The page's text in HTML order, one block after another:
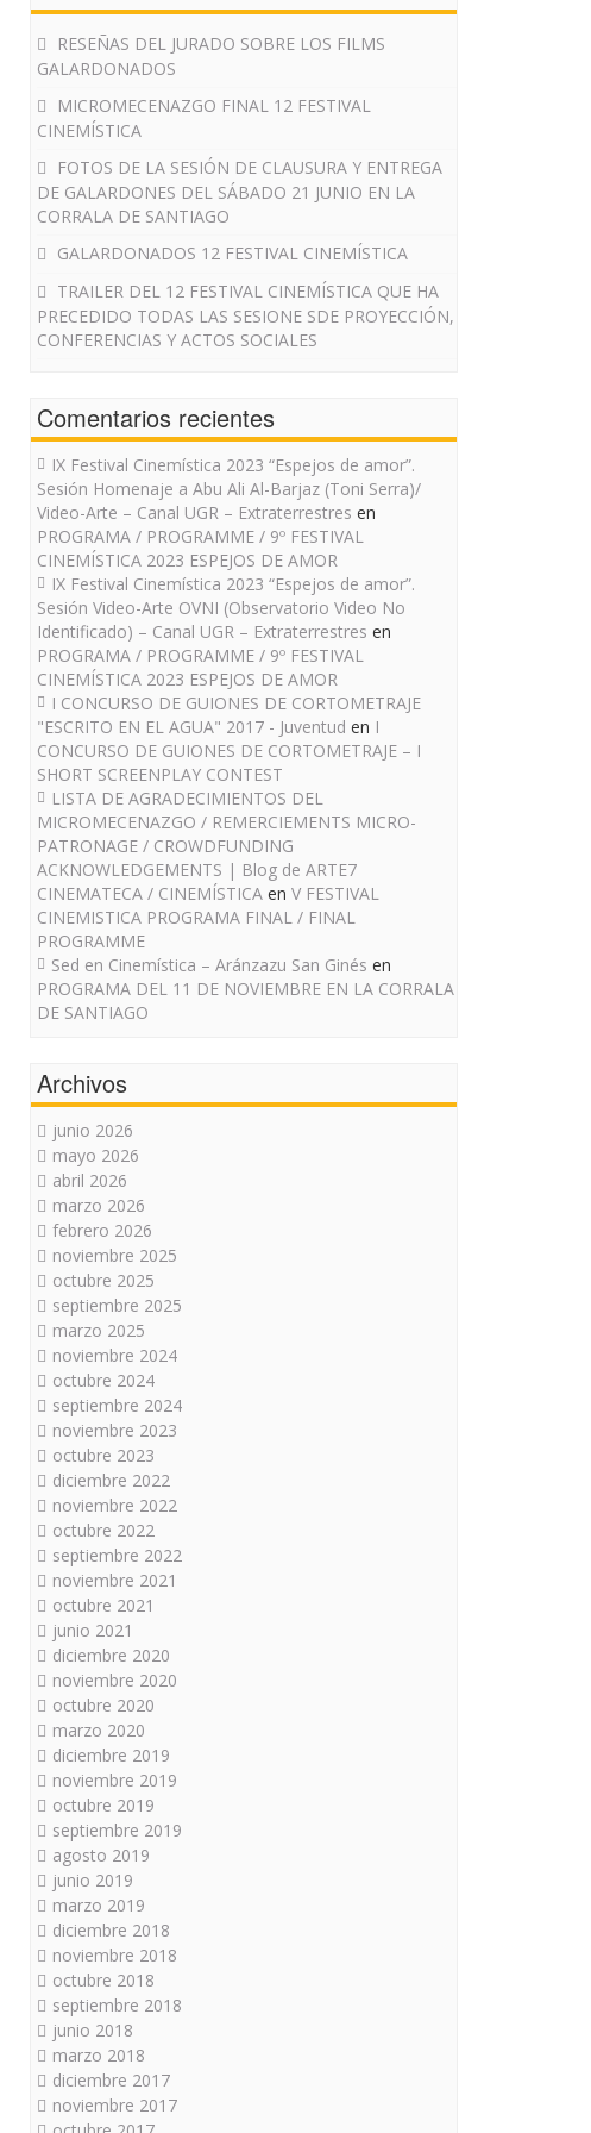
RESEÑAS DEL JURADO SOBRE LOS FILMS
GALARDONADOS
MICROMECENAZGO FINAL 12 FESTIVAL
CINEMÍSTICA
FOTOS DE LA SESIÓN DE CLAUSURA Y ENTREGA
DE GALARDONES DEL SÁBADO 21 JUNIO EN LA
CORRALA DE SANTIAGO
GALARDONADOS 12 FESTIVAL CINEMÍSTICA
TRAILER DEL 12 FESTIVAL CINEMÍSTICA QUE HA
PRECEDIDO TODAS LAS SESIONE SDE PROYECCIÓN,
CONFERENCIAS Y ACTOS SOCIALES
Comentarios recientes
IX Festival Cinemística 2023 “Espejos de amor”.
Sesión Homenaje a Abu Ali Al-Barjaz (Toni Serra)/
Video-Arte – Canal UGR – Extraterrestres en
PROGRAMA / PROGRAMME / 9º FESTIVAL
CINEMÍSTICA 2023 ESPEJOS DE AMOR
IX Festival Cinemística 2023 “Espejos de amor”.
Sesión Video-Arte OVNI (Observatorio Video No
Identificado) – Canal UGR – Extraterrestres en
PROGRAMA / PROGRAMME / 9º FESTIVAL
CINEMÍSTICA 2023 ESPEJOS DE AMOR
I CONCURSO DE GUIONES DE CORTOMETRAJE
"ESCRITO EN EL AGUA" 2017 - Juventud en I
CONCURSO DE GUIONES DE CORTOMETRAJE – I
SHORT SCREENPLAY CONTEST
LISTA DE AGRADECIMIENTOS DEL
MICROMECENAZGO / REMERCIEMENTS MICRO-
PATRONAGE / CROWDFUNDING
ACKNOWLEDGEMENTS | Blog de ARTE7
CINEMATECA / CINEMÍSTICA en V FESTIVAL
CINEMISTICA PROGRAMA FINAL / FINAL
PROGRAMME
Sed en Cinemística – Aránzazu San Ginés en
PROGRAMA DEL 11 DE NOVIEMBRE EN LA CORRALA
DE SANTIAGO
Archivos
junio 2026
mayo 2026
abril 2026
marzo 2026
febrero 2026
noviembre 2025
octubre 2025
septiembre 2025
marzo 2025
noviembre 2024
octubre 2024
septiembre 2024
noviembre 2023
octubre 2023
diciembre 2022
noviembre 2022
octubre 2022
septiembre 2022
noviembre 2021
octubre 2021
junio 2021
diciembre 2020
noviembre 2020
octubre 2020
marzo 2020
diciembre 2019
noviembre 2019
octubre 2019
septiembre 2019
agosto 2019
junio 2019
marzo 2019
diciembre 2018
noviembre 2018
octubre 2018
septiembre 2018
junio 2018
marzo 2018
diciembre 2017
noviembre 2017